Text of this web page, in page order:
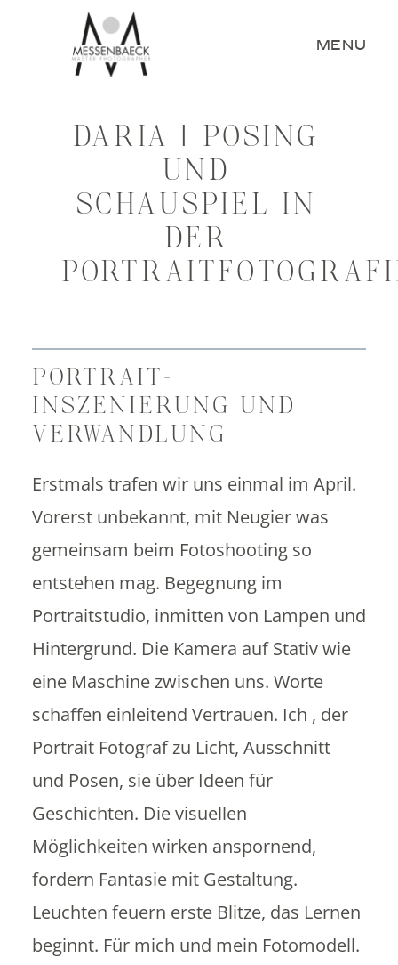
MENU
HOME
BUSINESS UND WERBUNG
PORTFOLIOS
BILDER KAUFEN
KONTAKT
SEHEN SIE SICH UM
ÜBERZEUGEN SIE SICH
KONTAKTIEREN SIE MICH
DARIA | POSING
UND
SCHAUSPIEL IN
DER
PORTRAIT-
INSZENIERUNG UND
VERWANDLUNG
Erstmals trafen wir uns einmal im April.
Vorerst unbekannt, mit Neugier was
gemeinsam beim Fotoshooting so
entstehen mag. Begegnung im
Portraitstudio, inmitten von Lampen und
Hintergrund. Die Kamera auf Stativ wie
eine Maschine zwischen uns. Worte
schaffen einleitend Vertrauen. Ich , der
Portrait Fotograf zu Licht, Ausschnitt
und Posen, sie über Ideen für
Geschichten. Die visuellen
Möglichkeiten wirken anspornend,
fordern Fantasie mit Gestaltung.
Leuchten feuern erste Blitze, das Lernen
beginnt. Für mich und mein Fotomodell.